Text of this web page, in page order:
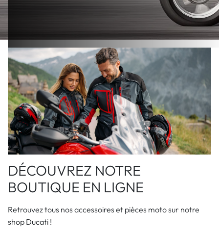
DÉCOUVREZ NOTRE
BOUTIQUE EN LIGNE
Retrouvez tous nos accessoires et pièces moto sur notre
shop Ducati !